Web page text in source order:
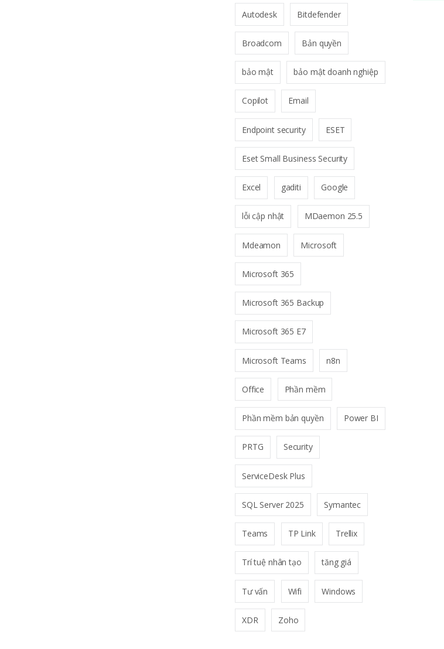
Autodesk Bitdefender
Broadcom Bản quyền
bảo mật bảo mật doanh nghiệp
Copilot Email
Endpoint security ESET
Eset Small Business Security
Excel gaditi Google
lỗi cập nhật MDaemon 25.5
Mdeamon Microsoft
Microsoft 365
Microsoft 365 Backup
Microsoft 365 E7
Microsoft Teams n8n
Office Phần mềm
Phần mềm bản quyền Power BI
PRTG Security
ServiceDesk Plus
SQL Server 2025 Symantec
Teams TP Link Trellix
Trí tuệ nhân tạo tăng giá
Tư vấn Wifi Windows
XDR Zoho